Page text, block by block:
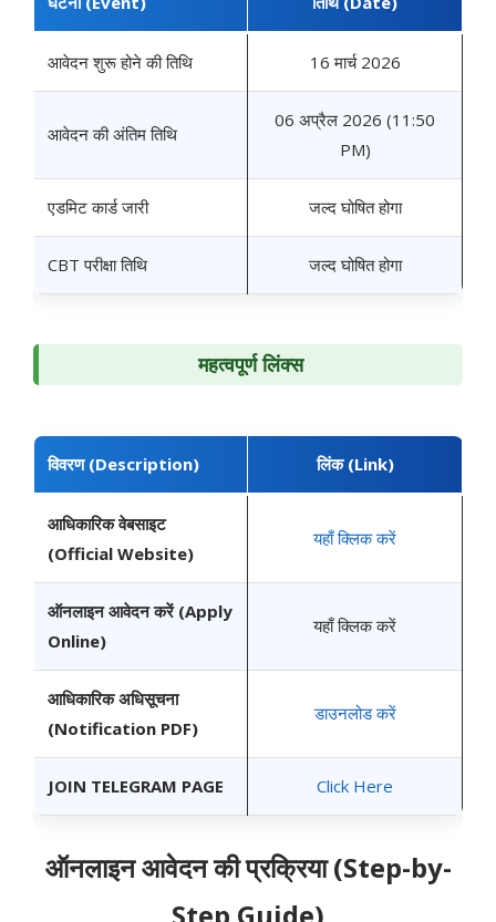
आवेदन शुरू होने की तिथि 16 मार्च 2026
आवेदन की अंतिम तिथि
06 अप्रैल 2026 (11:50
PM)
एडमिट कार्ड जारी जल्द घोषित होगा
CBT परीक्षा तिथि जल्द घोषित होगा
महत्वपूर्ण लिंक्स
विवरण (Description) लिंक (Link)
आधिकारिक वेबसाइट
(Official Website)
यहाँ क्लिक करें
ऑनलाइन आवेदन करें (Apply
Online)
यहाँ क्लिक करें
आधिकारिक अधिसूचना
(Notification PDF)
डाउनलोड करें
JOIN TELEGRAM PAGE Click Here
ऑनलाइन आवेदन की प्रक्रिया (Step-by-
Step Guide)